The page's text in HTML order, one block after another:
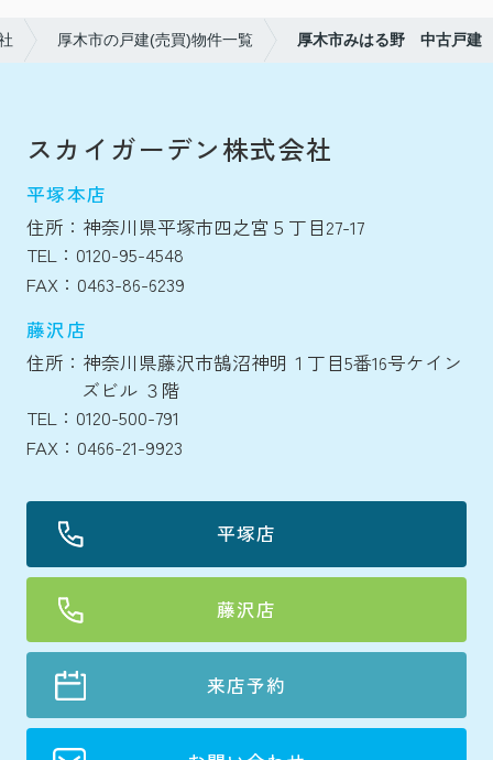
厚木市の戸建(売買)物件一覧 厚木市みはる野 中古戸建
スカイガーデン株式会社
平塚本店
住所：神奈川県平塚市四之宮５丁目27-17
TEL：0120-95-4548
FAX：0463-86-6239
藤沢店
住所：神奈川県藤沢市鵠沼神明１丁目5番16号ケイン
ズビル ３階
TEL：0120-500-791
FAX：0466-21-9923
平塚店
藤沢店
来店予約